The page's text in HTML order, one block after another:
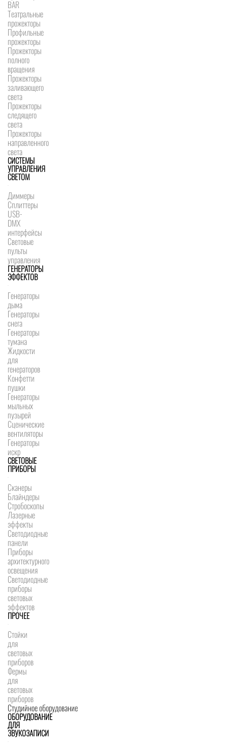
BAR
Театральные
прожекторы
Профильные
прожекторы
Прожекторы
полного
вращения
Прожекторы
заливающего
света
Прожекторы
следящего
света
Прожекторы
направленного
света
СИСТЕМЫ
УПРАВЛЕНИЯ
СВЕТОМ
Диммеры
Сплиттеры
USB-
DMX
интерфейсы
Световые
пульты
управления
ГЕНЕРАТОРЫ
ЭФФЕКТОВ
Генераторы
дыма
Генераторы
снега
Генераторы
тумана
Жидкости
для
генераторов
Конфетти
пушки
Генераторы
мыльных
пузырей
Сценические
вентиляторы
Генераторы
искр
СВЕТОВЫЕ
ПРИБОРЫ
Сканеры
Блайндеры
Стробоскопы
Лазерные
эффекты
Светодиодные
панели
Приборы
архитектурного
освещения
Светодиодные
приборы
световых
эффектов
ПРОЧЕЕ
Стойки
для
световых
приборов
Фермы
для
световых
приборов
Студийное оборудование
ОБОРУДОВАНИЕ
ДЛЯ
ЗВУКОЗАПИСИ